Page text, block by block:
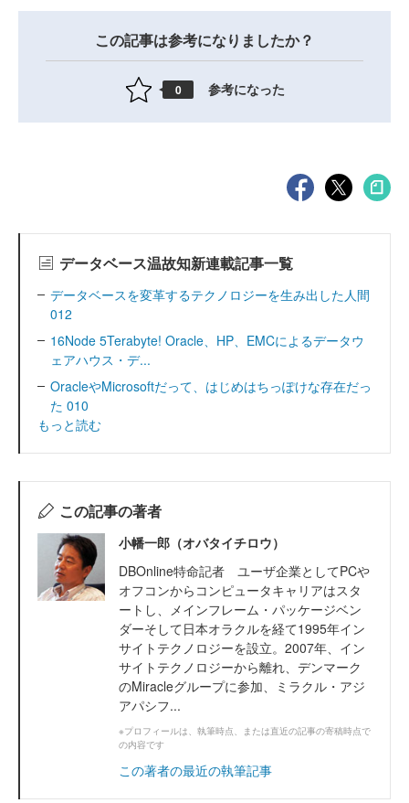
この記事は参考になりましたか？
0 参考になった
データベース温故知新連載記事一覧
データベースを変革するテクノロジーを生み出した人間
012
16Node 5Terabyte! Oracle、HP、EMCによるデータウ
ェアハウス・デ...
OracleやMicrosoftだって、はじめはちっぽけな存在だっ
た 010
もっと読む
この記事の著者
小幡一郎（オバタイチロウ）
DBOnline特命記者 ユーザ企業としてPCや
オフコンからコンピュータキャリアはスタ
ートし、メインフレーム・パッケージベン
ダーそして日本オラクルを経て1995年イン
サイトテクノロジーを設立。2007年、イン
サイトテクノロジーから離れ、デンマーク
のMiracleグループに参加、ミラクル・アジ
アパシフ...
※プロフィールは、執筆時点、または直近の記事の寄稿時点で
の内容です
この著者の最近の執筆記事